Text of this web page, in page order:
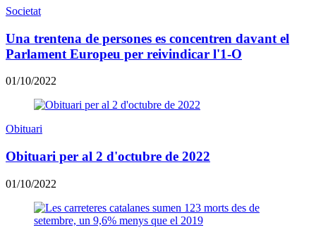
Societat
Una trentena de persones es concentren davant el
Parlament Europeu per reivindicar l'1-O
01/10/2022
Obituari
Obituari per al 2 d'octubre de 2022
01/10/2022